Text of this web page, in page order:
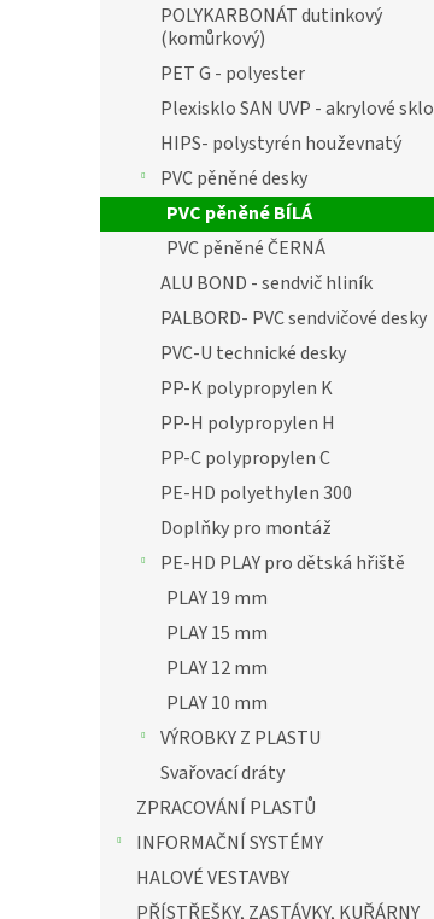
POLYKARBONÁT dutinkový
(komůrkový)
PET G - polyester
Plexisklo SAN UVP - akrylové sklo
HIPS- polystyrén houževnatý
PVC pěněné desky
PVC pěněné BÍLÁ
PVC pěněné ČERNÁ
ALU BOND - sendvič hliník
PALBORD- PVC sendvičové desky
PVC-U technické desky
PP-K polypropylen K
PP-H polypropylen H
PP-C polypropylen C
PE-HD polyethylen 300
Doplňky pro montáž
PE-HD PLAY pro dětská hřiště
PLAY 19 mm
PLAY 15 mm
PLAY 12 mm
PLAY 10 mm
VÝROBKY Z PLASTU
Svařovací dráty
ZPRACOVÁNÍ PLASTŮ
INFORMAČNÍ SYSTÉMY
HALOVÉ VESTAVBY
PŘÍSTŘEŠKY, ZASTÁVKY, KUŘÁRNY